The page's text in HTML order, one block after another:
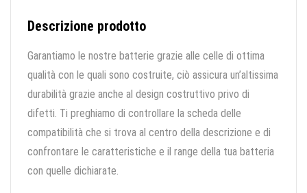
Descrizione prodotto
Garantiamo le nostre batterie grazie alle celle di ottima
qualità con le quali sono costruite, ciò assicura un’altissima
durabilità grazie anche al design costruttivo privo di
difetti. Ti preghiamo di controllare la scheda delle
compatibilità che si trova al centro della descrizione e di
confrontare le caratteristiche e il range della tua batteria
con quelle dichiarate.